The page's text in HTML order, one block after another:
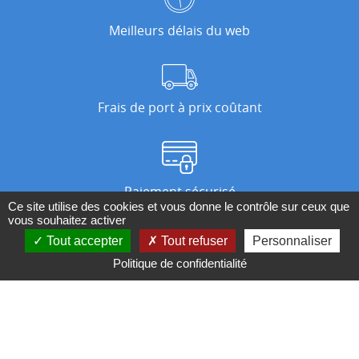
Meilleurs délais du web
Frais de port à prix coûtant
Paiement sécurisé
Nos magasins
Ce site utilise des cookies et vous donne le contrôle sur ceux que
vous souhaitez activer
Tout accepter
Tout refuser
Personnaliser
Politique de confidentialité